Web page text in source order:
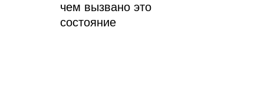
чем вызвано это
состояние